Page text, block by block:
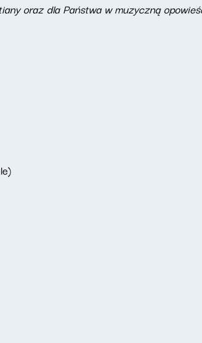
oraz dla Państwa w muzyczną